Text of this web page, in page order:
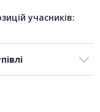
учасників: